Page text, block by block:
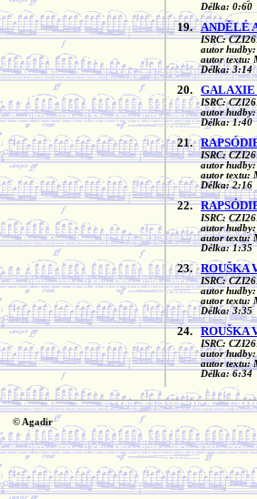
Délka: 0:60
19. ANDĚLÉ
ISRC:
autor
autor textu:
Délka: 3:14
20. GALAXIE
ISRC:
autor
Délka: 1:40
21.
ISRC:
autor
autor textu:
Délka: 2:16
22.
ISRC:
autor
autor textu:
Délka: 1:35
23. ROUŠKA
ISRC:
autor
autor textu:
Délka: 3:35
24. ROUŠKA
ISRC:
autor
autor textu:
Délka: 6:34
© Agadir